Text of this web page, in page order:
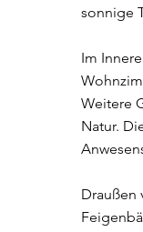
sonnige
Im
Weitere
Natur.
Draußen